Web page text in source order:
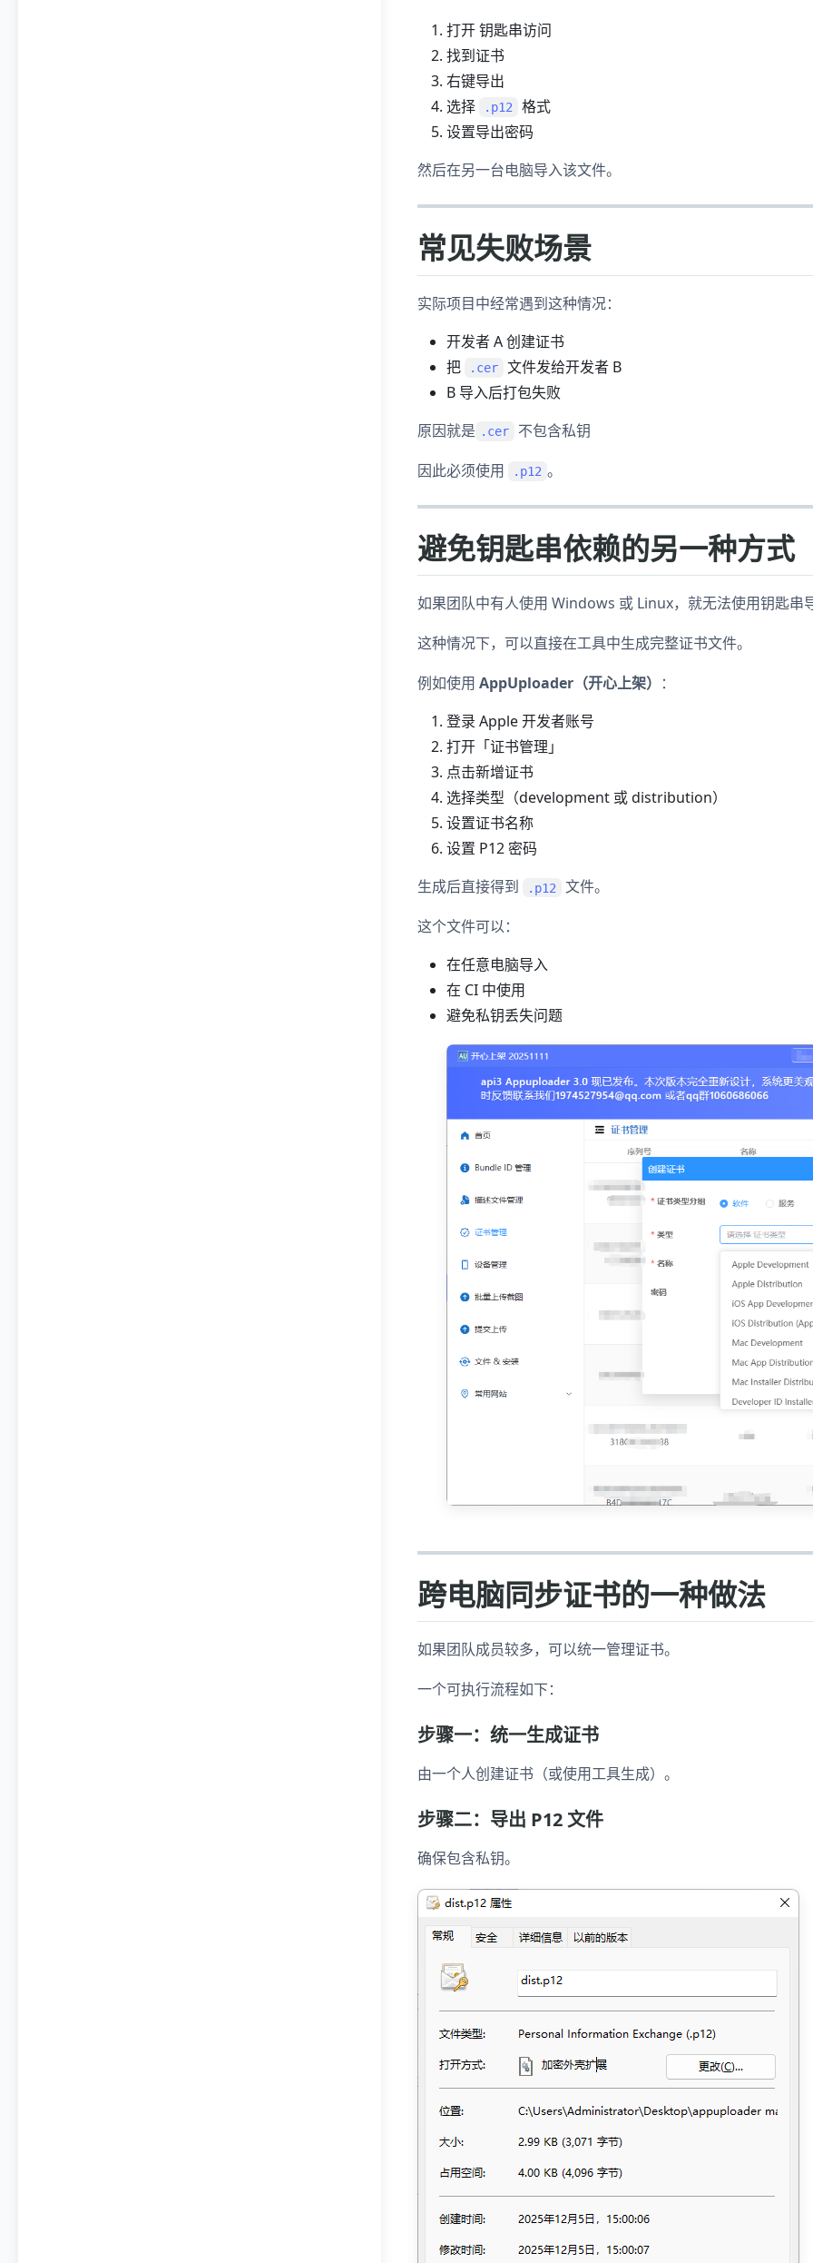
打开 钥匙串访问
找到证书
右键导出
选择
.p12
格式
设置导出密码
然后在另一台电脑导入该文件。
常见失败场景
实际项目中经常遇到这种情况：
开发者 A 创建证书
把
.cer
文件发给开发者 B
B 导入后打包失败
原因就是 .cer
不包含私钥
因此必须使用
.p12 。
避免钥匙串依赖的另一种方式
如果团队中有人使用 Windows 或 Linux，就无法使用钥匙串
这种情况下，可以直接在工具中生成完整证书文件。
例如使用 AppUploader（开心上架） ：
登录 Apple 开发者账号
打开「证书管理」
点击新增证书
选择类型（development 或 distribution）
设置证书名称
设置 P12 密码
生成后直接得到
.p12
文件。
这个文件可以：
在任意电脑导入
在 CI 中使用
避免私钥丢失问题
跨电脑同步证书的一种做法
如果团队成员较多，可以统一管理证书。
一个可执行流程如下：
步骤一：统一生成证书
由一个人创建证书（或使用工具生成）。
步骤二：导出 P12 文件
确保包含私钥。